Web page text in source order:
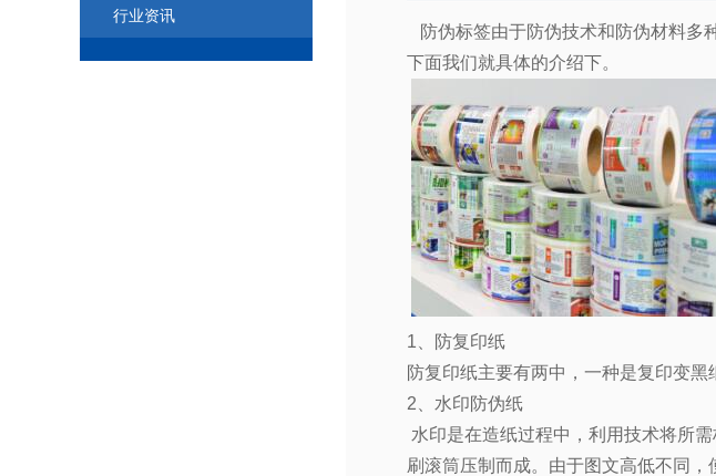
行业资讯
防伪标签由于防伪技术和防伪材料多
下面我们就具体的介绍下。
1 、防复印纸
防复印纸主要有两中，一种是复印变黑
2 、水印防伪纸
水印是在造纸过程中，利用技术将所
刷滚筒压制而成。由于图文高低不同